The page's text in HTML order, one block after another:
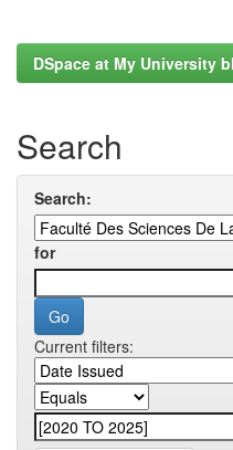
DSpace at My University
Search
Search:
for
Current filters: